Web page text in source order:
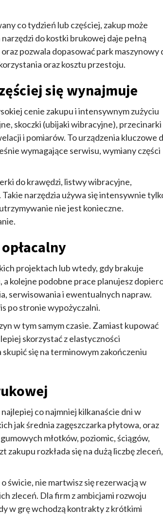
co tydzień lub częściej, zakup może
do kostki brukowej daje pełną
pozwala dopasować park maszynowy
oraz kosztu przestoju.
się wynajmuje
cenie zakupu i intensywnym zużyciu
skoczki (ubijaki wibracyjne), przecinarki
i pomiarów. To urządzenia kluczowe
wymagające serwisu, wymiany części
do krawędzi, listwy wibracyjne,
narzędzia używa się intensywnie
nie jest konieczne.
projektach lub wtedy, gdy brakuje
a kolejne podobne prace planujesz
serwisowania i ewentualnych napraw.
po stronie wypożyczalni.
w tym samym czasie. Zamiast kupować
skorzystać z elastyczności
się na terminowym zakończeniu
co najmniej kilkanaście dni w
jak średnia zagęszczarka płytowa, oraz
młotków, poziomic, ściągów,
rozkłada się na dużą liczbę
świcie, nie martwisz się rezerwacją w
zleceń. Dla firm z ambicjami rozwoju
w grę wchodzą kontrakty z krótkimi